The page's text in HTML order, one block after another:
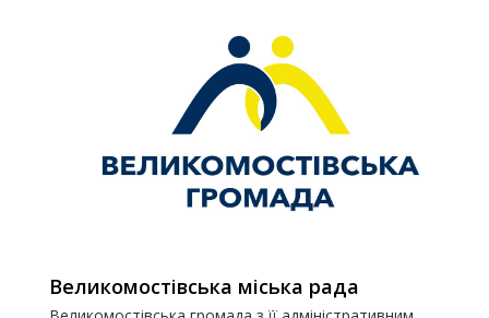
Великомостівська міська рада